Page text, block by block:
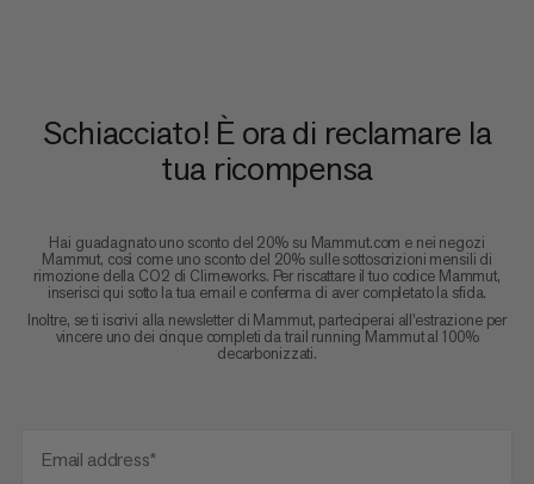
Schiacciato! È ora di reclamare la
tua ricompensa
Hai guadagnato uno sconto del 20% su Mammut.com e nei negozi
Mammut, così come uno sconto del 20% sulle sottoscrizioni mensili di
rimozione della CO2 di Climeworks. Per riscattare il tuo codice Mammut,
inserisci qui sotto la tua email e conferma di aver completato la sfida.
Inoltre, se ti iscrivi alla newsletter di Mammut, parteciperai all'estrazione per
vincere uno dei cinque completi da trail running Mammut al 100%
decarbonizzati.
Email address*